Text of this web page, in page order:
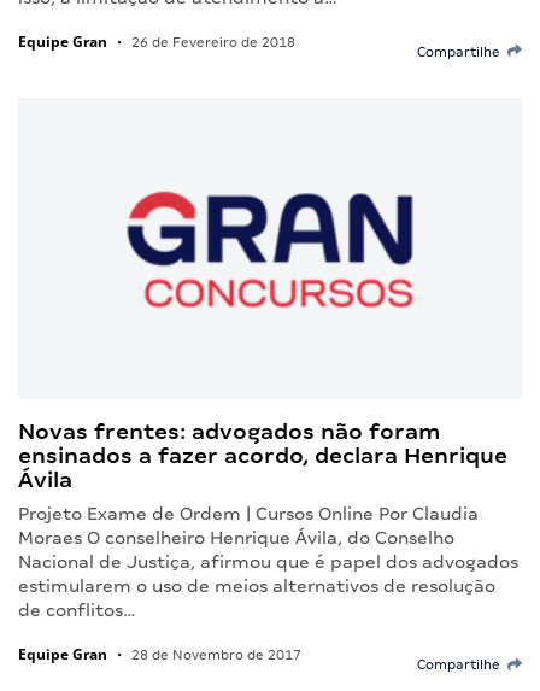
Equipe Gran • 26 de Fevereiro de 2018
Compartilhe
Novas frentes: advogados não foram
ensinados a fazer acordo, declara Henrique
Ávila
Projeto Exame de Ordem | Cursos Online Por Claudia
Moraes O conselheiro Henrique Ávila, do Conselho
Nacional de Justiça, afirmou que é papel dos advogados
estimularem o uso de meios alternativos de resolução
de conflitos…
Equipe Gran • 28 de Novembro de 2017
Compartilhe